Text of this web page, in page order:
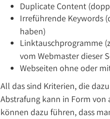
Duplicate Content
Irreführende Keywords
haben)
Linktauschprogramme
vom Webmaster dieser
Webseiten ohne oder
All das sind Kriterien, die
Abstrafung kann in Form
können dazu führen, dass